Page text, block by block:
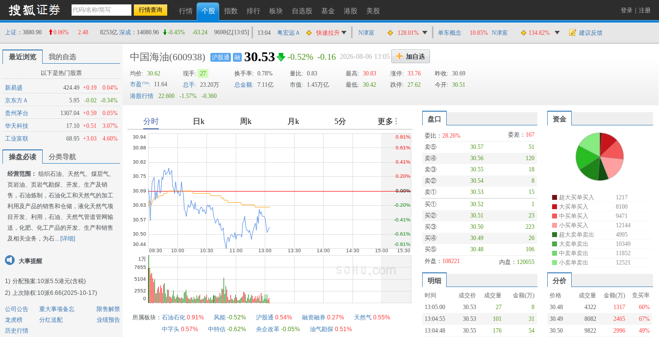
行情 个股 指数 排行 板块 自选股 基金 港股 美股 登录 注册
上证 ：3880.95 0.07% 2.52 8254亿 深成 ：14080.96 -0.45% -63.24 9698亿[13:05]
13:04
粤宏远Ａ
快速拉升
13:04
深科达
快速拉升
13:04
神雾节能
快速拉升
13:03
中材科技
快速拉升
13:03
天孚通信
快速拉升
N津富 128.12% 单车概念 10.85% N津富 134.82% 建议反馈
最近浏览 我的自选
以下是热门股票
新易盛 424.49 +0.19
0.04%
京东方Ａ
5.95 -0.02 -0.34%
贵州茅台
1307.04 +0.59
0.05%
华天科技
17.10 +0.51
3.07%
工业富联
68.95 +3.03 4.60%
操盘必读 分类导航
经营范围： 组织石油、天然气、煤层气、
页岩油、页岩气勘探、开发、生产及销
售，石油炼制，石油化工和天然气的加工
利用及产品的销售和仓储，液化天然气项
目开发、利用，石油、天然气管道管网输
送，化肥、化工产品的开发、生产和销售
及相关业务，为石... [详细]
大事提醒
1) 分配预案:10派5.5港元(含税)
2) 上次除权:10派6.66(2025-10-17)
公司公告 重大事项备忘
限售解禁
龙虎榜
分红送配
业绩预告
历史行情
中国海油(600938) 沪股通 融 30.53 -0.52% -0.16 2026-08-06 13:05
均价: 30.62 现手: 75 换手率: 0.78% 量比: 0.83 最高: 30.83 涨停: 33.76 昨收: 30.69
市盈
: 11.64 总手: 23.21万 总金额: 7.11亿 市值: 1.45万亿 最低: 30.42 跌停: 27.62 今开: 30.51
港股行情
22.600 -1.57% -0.360
所属板块： 石油石化 0.91% 风能 -0.52% 沪股通 0.54% 融资融券 0.27% 天然气 0.55%
中字头 0.57% 中特估 -0.62% 央企改革 -0.05% 油气勘探 0.51%
盘口 资金
委比：37.24% 委差： 235
卖⑤
30.56
120
卖④
30.55
18
卖③
30.54
11
卖②
30.53
46
卖①
30.52
3
买①
30.51
7
买②
30.50
215
买③
30.49
29
买④
30.48
106
买⑤
30.47
76
外盘： 108296 内盘： 120055
超大买单买入
1217
大买单买入
8100
中买单买入
9471
小买单买入
12144
超大卖单卖出
4995
大卖单卖出
10349
中卖单卖出
11852
小卖单卖出
12521
明细 分价
时间 成交价 成交量
金额(万)
13:05:05
30.53 75
23
13:05:00
30.53 27
8
13:04:55
30.53 101
31
价格 成交量 金额(万)
竞买率
30.48
4322 1317
60%
30.49
8082 2465
67%
30.50
9822 2996
49%